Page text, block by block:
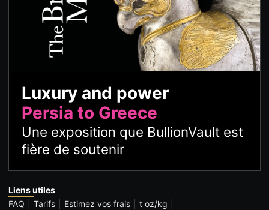
Luxury and power
Persia to Greece
Une exposition que BullionVault est
fière de soutenir
Liens utiles
FAQ
Tarifs Estimez vos frais
t oz/kg